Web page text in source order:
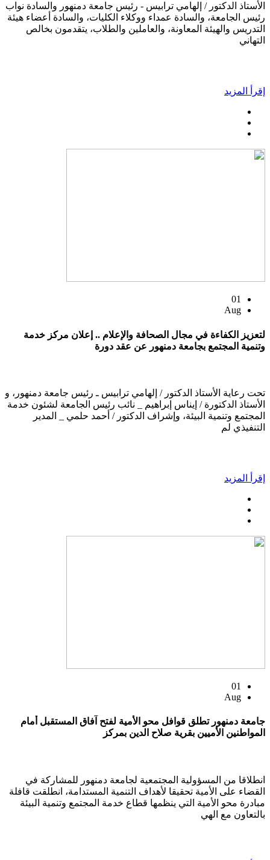
الأستاذ الدكتور / إلهامي ترابيس - رئيس جامعة دمنهور والسادة نواب
رئيس الجامعة، والسادة عمداء ووكلاء الكليات، والسادة أعضاء هيئة
التدريس والهيئة المعاونة، والعاملين والطلاب، يتقدمون بخالص
التهاني
إقرأ المزيد
01
Aug
لتعزيز الكفاءة في مجال الصحافة والإعلام .. إعلان مركز خدمة
وتنمية المجتمع بجامعة دمنهور عن عقد دورة
تحت رعاية الأستاذ الدكتور / إلهامي ترابيس ـ رئيس جامعة دمنهور، و
الأستاذ الدكتورة / إيناس إبراهيم _ نائب رئيس الجامعة لشئون خدمة
المجتمع وتنمية البيئة، وإشراف الدكتور / أحمد حلمي _ المدير
التنفيذي لم
إقرأ المزيد
01
Aug
جامعة دمنهور تطلق قوافل محو الأمية لفتح آفاق المستقبل أمام
المواطنين الأميين بقرية صلاح الدين بمركز
انطلاقا من المسؤولية المجتمعية لجامعة دمنهور للمشاركة في
القضاء على الأمية تحقيقا لأهداف التنمية المستدامة، انطلقت قافلة
مبادرة محو الأمية التي ينظمها قطاع خدمة المجتمع وتنمية البيئة
بالتعاون مع الهي